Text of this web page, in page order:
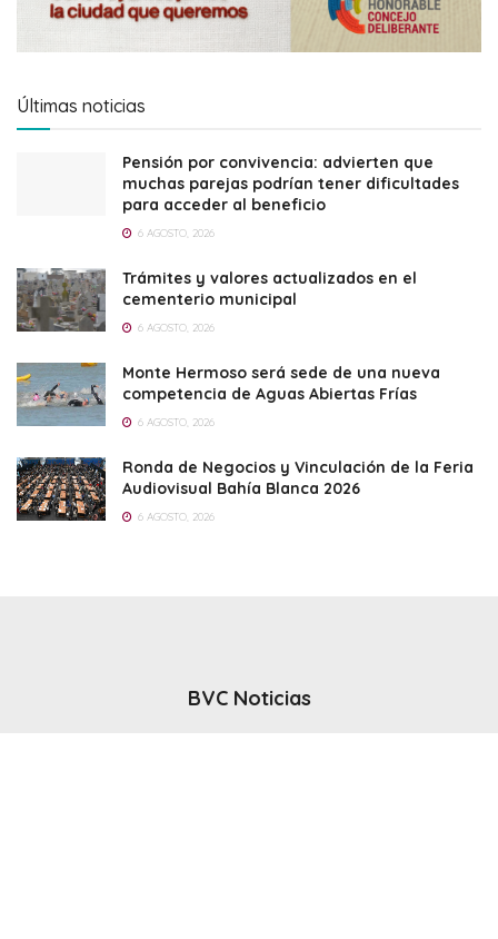
Últimas noticias
Pensión por convivencia: advierten que
muchas parejas podrían tener dificultades
para acceder al beneficio
6 AGOSTO, 2026
Trámites y valores actualizados en el
cementerio municipal
6 AGOSTO, 2026
Monte Hermoso será sede de una nueva
competencia de Aguas Abiertas Frías
6 AGOSTO, 2026
Ronda de Negocios y Vinculación de la Feria
Audiovisual Bahía Blanca 2026
6 AGOSTO, 2026
BVC Noticias